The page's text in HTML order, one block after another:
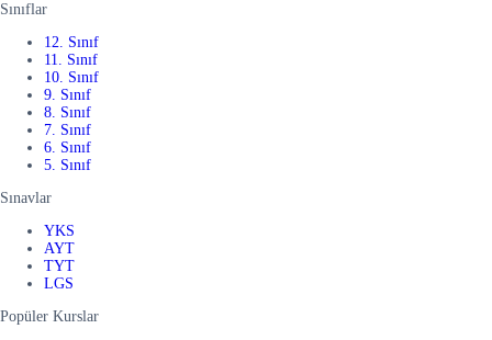
Sınıflar
12. Sınıf
11. Sınıf
10. Sınıf
9. Sınıf
8. Sınıf
7. Sınıf
6. Sınıf
5. Sınıf
Sınavlar
YKS
AYT
TYT
LGS
Popüler Kurslar